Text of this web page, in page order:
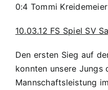
0:4 Tommi Kreidemeier
10.03.12 FS Spiel SV
Den ersten Sieg auf
konnten unsere Jungs
Mannschaftsleistung